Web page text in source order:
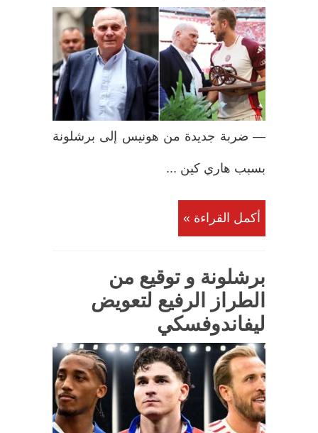
— ضربة جديدة من هونيس إلى برشلونة
بسبب هاري كين ...
أكمل القراءة »
برشلونة و توقيع من
الطراز الرفيع لتعويض
ليفاندوفسكي